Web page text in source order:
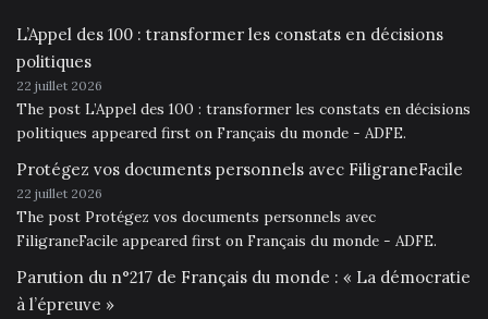
L’Appel des 100 : transformer les constats en décisions
politiques
22 juillet 2026
The post L’Appel des 100 : transformer les constats en décisions
politiques appeared first on Français du monde - ADFE.
Protégez vos documents personnels avec FiligraneFacile
22 juillet 2026
The post Protégez vos documents personnels avec
FiligraneFacile appeared first on Français du monde - ADFE.
Parution du n°217 de Français du monde : « La démocratie
à l’épreuve »